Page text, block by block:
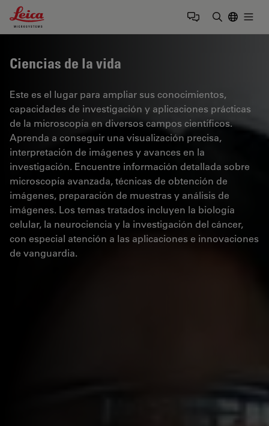
Leica Microsystems Logo
Ciencias de la vida
Este es el lugar para ampliar sus conocimientos,
capacidades de investigación y aplicaciones prácticas
de la microscopía en diversos campos científicos.
Aprenda a conseguir una visualización precisa,
interpretación de imágenes y avances en la
investigación. Encuentre información detallada sobre
microscopía avanzada, técnicas de obtención de
imágenes, preparación de muestras y análisis de
imágenes. Los temas tratados incluyen la biología
celular, la neurociencia y la investigación del cáncer,
con especial atención a las aplicaciones e innovaciones
de vanguardia.